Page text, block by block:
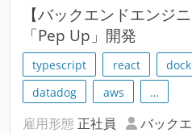
【バックエンドエンジ
「Pep Up」開発
typescript react
datadog
aws …
雇用形態 正社員 バック